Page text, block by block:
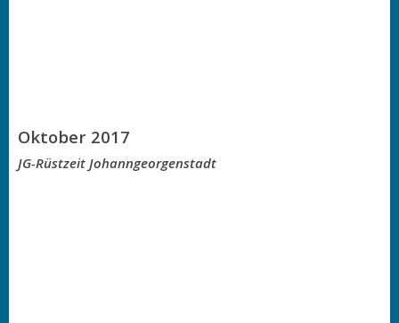
Oktober 2017
JG-Rüstzeit Johanngeorgenstadt